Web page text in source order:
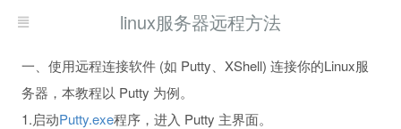
linux服务器远程方法
一、使用远程连接软件 (如 Putty、XShell) 连接你的Linux服
务器，本教程以 Putty 为例。
1.启动Putty.exe程序，进入 Putty 主界面。